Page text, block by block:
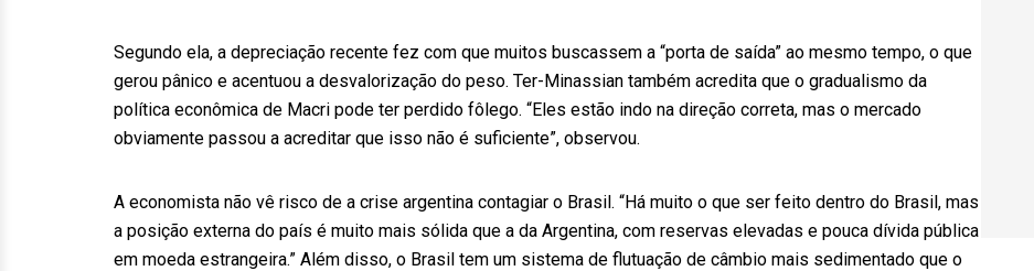
Segundo ela, a depreciação recente fez com que muitos buscassem a “porta de saída” ao mesmo tempo, o que
gerou pânico e acentuou a desvalorização do peso. Ter-Minassian também acredita que o gradualismo da
política econômica de Macri pode ter perdido fôlego. “Eles estão indo na direção correta, mas o mercado
obviamente passou a acreditar que isso não é suficiente”, observou.
A economista não vê risco de a crise argentina contagiar o Brasil. “Há muito o que ser feito dentro do Brasil, mas
a posição externa do país é muito mais sólida que a da Argentina, com reservas elevadas e pouca dívida pública
em moeda estrangeira.” Além disso, o Brasil tem um sistema de flutuação de câmbio mais sedimentado que o